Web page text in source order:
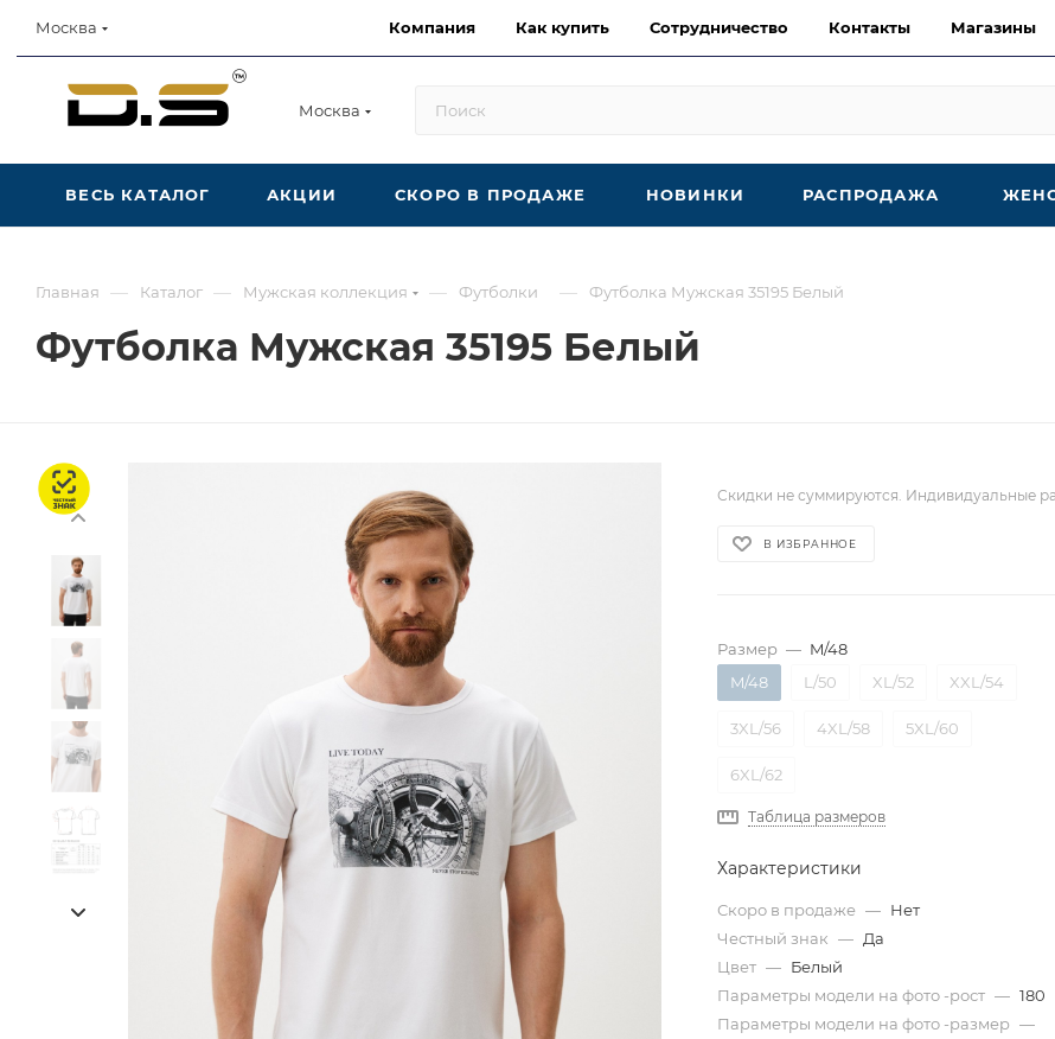
Москва Компания Как купить Сотрудничество Контакты Магазины
Москва
ВЕСЬ КАТАЛОГ АКЦИИ СКОРО В ПРОДАЖЕ НОВИНКИ РАСПРОДАЖА
Главная — Каталог — Мужская коллекция — Футболки — Футболка Мужская 35195 Белый
Футболка Мужская 35195 Белый
Честный знак
В ИЗБРАННОЕ
Размер — M/48
M/48
L/50 XL/52 XXL/54
3XL/56 4XL/58 5XL/60
6XL/62
Таблица размеров
Характеристики
Скоро в продаже — Нет
Честный знак — Да
Цвет — Белый
Параметры модели на фото -рост — 180
Параметры модели на фото -размер —
Скидки не суммируются. Индивидуальные